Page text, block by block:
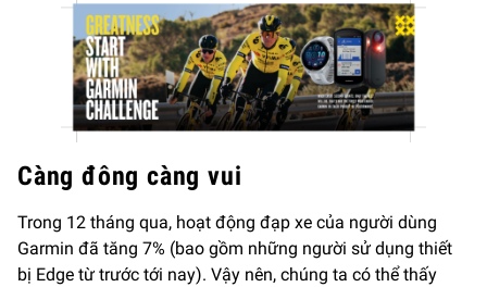
Càng đông càng vui
Trong 12 tháng qua, hoạt động đạp xe của người dùng
Garmin đã tăng 7% (bao gồm những người sử dụng thiết
bị Edge từ trước tới nay). Vậy nên, chúng ta có thể thấy